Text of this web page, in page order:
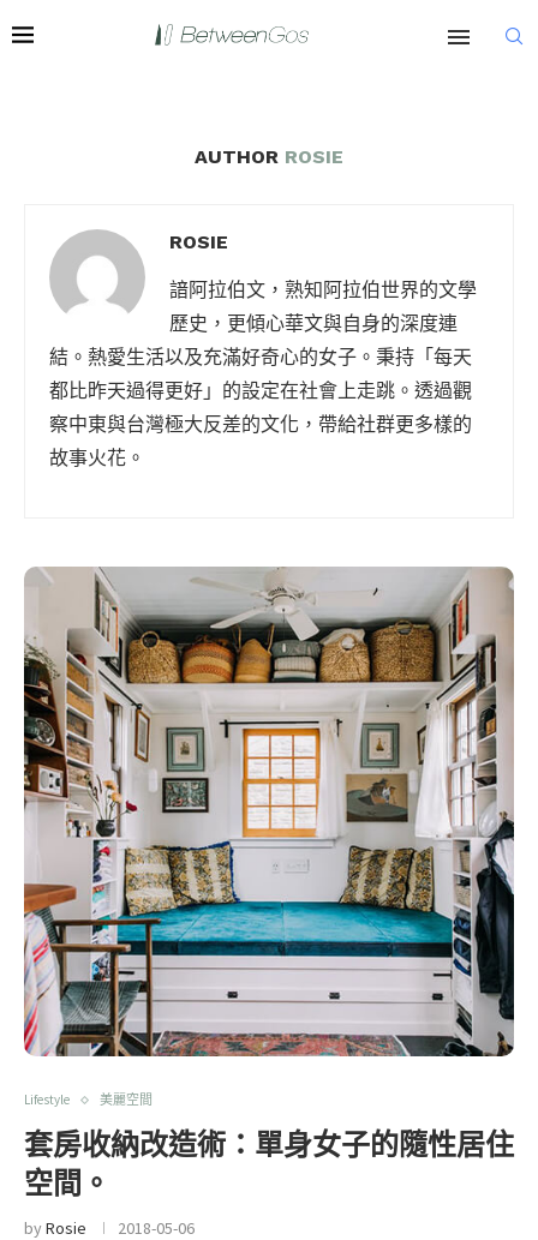
AUTHOR ROSIE
ROSIE
諳阿拉伯文，熟知阿拉伯世界的文學
歷史，更傾心華文與自身的深度連
結。熱愛生活以及充滿好奇心的女子。秉持「每天
都比昨天過得更好」的設定在社會上走跳。透過觀
察中東與台灣極大反差的文化，帶給社群更多樣的
故事火花。
Lifestyle 美麗空間
套房收納改造術：單身女子的隨性居住
空間。
byRosie 2018-05-06